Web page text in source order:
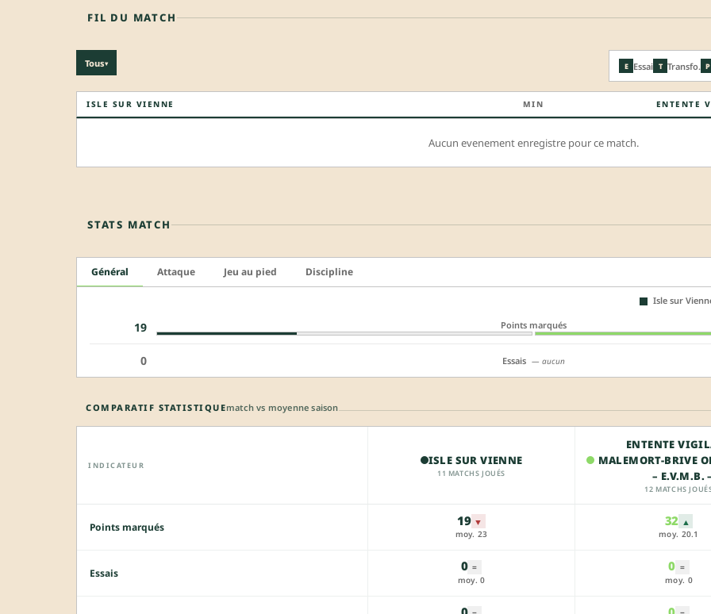
FIL DU MATCH
Tous▾ E Essai T Transfo. P
ISLE SUR VIENNE MIN ENTENTE
Aucun evenement enregistre pour ce match.
STATS MATCH
Général Attaque Jeu au pied Discipline
Isle sur
19 Points marqués
0 Essais — aucun
COMPARATIF STATISTIQUEmatch vs moyenne saison
INDICATEUR ISLE SUR VIENNE
11 MATCHS JOUÉS
ENTENTE
MALEMORT-BRIVE
– E.V.M.B.
12 MATCHS
Points marqués 19 ▼
moy. 23
32 ▲
moy. 20.1
Essais 0 =
moy. 0
0 =
moy. 0